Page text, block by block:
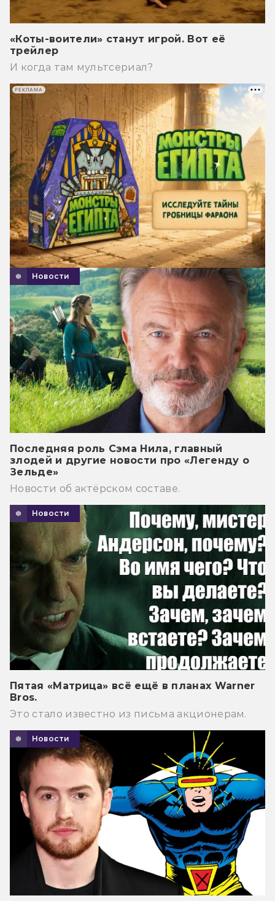
«Коты-воители» станут игрой. Вот её
трейлер
И когда там мультсериал?
Новости
Последняя роль Сэма Нила, главный
злодей и другие новости про «Легенду о
Зельде»
Новости об актёрском составе.
Новости
Пятая «Матрица» всё ещё в планах Warner
Bros.
Это стало известно из письма акционерам.
Новости
РЕКЛАМА